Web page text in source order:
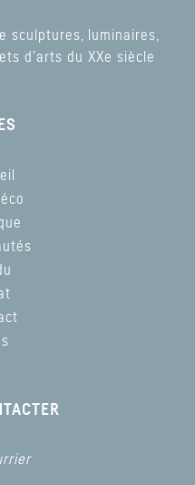
sculptures, luminaires,
d’arts du XXe siècle